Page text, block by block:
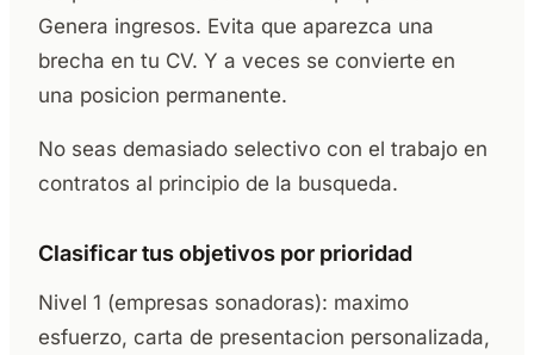
Genera ingresos. Evita que aparezca una
brecha en tu CV. Y a veces se convierte en
una posicion permanente.
No seas demasiado selectivo con el trabajo en
contratos al principio de la busqueda.
Clasificar tus objetivos por prioridad
Nivel 1 (empresas sonadoras): maximo
esfuerzo, carta de presentacion personalizada,